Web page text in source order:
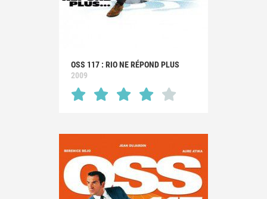
OSS 117 : RIO NE RÉPOND PLUS
2009